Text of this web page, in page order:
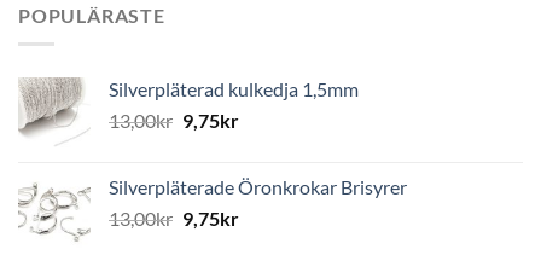
POPULÄRASTE
Silverpläterad kulkedja 1,5mm
13,00kr 9,75kr
Silverpläterade Öronkrokar Brisyrer
13,00kr 9,75kr